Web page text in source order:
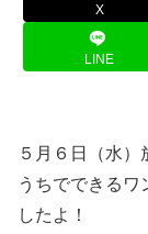
X
LINE
５月６日（水
うちでできるワ
したよ！